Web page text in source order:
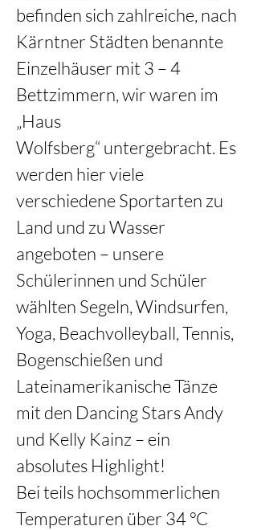
befinden sich zahlreiche, nach
Kärntner Städten benannte
Einzelhäuser mit 3 – 4
Bettzimmern, wir waren im
„Haus
Wolfsberg“ untergebracht. Es
werden hier viele
verschiedene Sportarten zu
Land und zu Wasser
angeboten – unsere
Schülerinnen und Schüler
wählten Segeln, Windsurfen,
Yoga, Beachvolleyball, Tennis,
Bogenschießen und
Lateinamerikanische Tänze
mit den Dancing Stars Andy
und Kelly Kainz – ein
absolutes Highlight!
Bei teils hochsommerlichen
Temperaturen über 34 °C